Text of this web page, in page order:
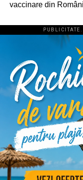
vaccinare din